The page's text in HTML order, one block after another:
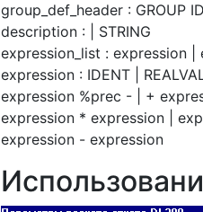
group_def_header : GROUP
description : | STRING
expression_list : expression |
expression : IDENT |
expression %prec - | +
expression * expression |
expression - expression